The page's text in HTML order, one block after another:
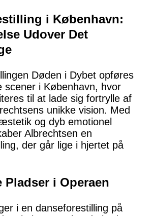
i København:
Udover Det
Døden i Dybet opføres
scener i København, hvor
til at lade sig fortrylle af
unikke vision. Med
og dyb emotionel
Albrechtsen en
der går lige i hjertet på
Pladser i Operaen
i en danseforestilling på